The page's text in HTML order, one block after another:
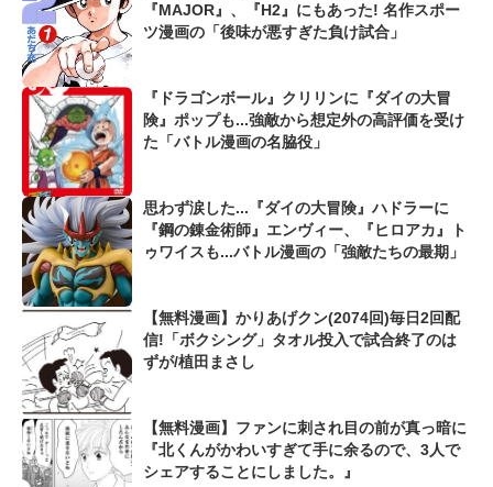
『MAJOR』、『H2』にもあった! 名作スポー
ツ漫画の「後味が悪すぎた負け試合」
『ドラゴンボール』クリリンに『ダイの大冒
険』ポップも...強敵から想定外の高評価を受け
た「バトル漫画の名脇役」
思わず涙した...『ダイの大冒険』ハドラーに
『鋼の錬金術師』エンヴィー、『ヒロアカ』ト
ゥワイスも...バトル漫画の「強敵たちの最期」
【無料漫画】かりあげクン(2074回)毎日2回配
信!「ボクシング」タオル投入で試合終了のは
ずが/植田まさし
【無料漫画】ファンに刺され目の前が真っ暗に
『北くんがかわいすぎて手に余るので、3人で
シェアすることにしました。』